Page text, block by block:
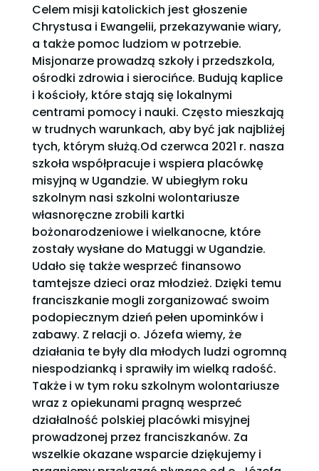
Celem misji katolickich jest głoszenie
Chrystusa i Ewangelii, przekazywanie wiary,
a także pomoc ludziom w potrzebie.
Misjonarze prowadzą szkoły i przedszkola,
ośrodki zdrowia i sierocińce. Budują kaplice
i kościoły, które stają się lokalnymi
centrami pomocy i nauki. Często mieszkają
w trudnych warunkach, aby być jak najbliżej
tych, którym służą.Od czerwca 2021 r. nasza
szkoła współpracuje i wspiera placówkę
misyjną w Ugandzie. W ubiegłym roku
szkolnym nasi szkolni wolontariusze
własnoręczne zrobili kartki
bożonarodzeniowe i wielkanocne, które
zostały wysłane do Matuggi w Ugandzie.
Udało się także wesprzeć finansowo
tamtejsze dzieci oraz młodzież. Dzięki temu
franciszkanie mogli zorganizować swoim
podopiecznym dzień pełen upominków i
zabawy. Z relacji o. Józefa wiemy, że
działania te były dla młodych ludzi ogromną
niespodzianką i sprawiły im wielką radość.
Także i w tym roku szkolnym wolontariusze
wraz z opiekunami pragną wesprzeć
działalność polskiej placówki misyjnej
prowadzonej przez franciszkanów. Za
wszelkie okazane wsparcie dziękujemy i